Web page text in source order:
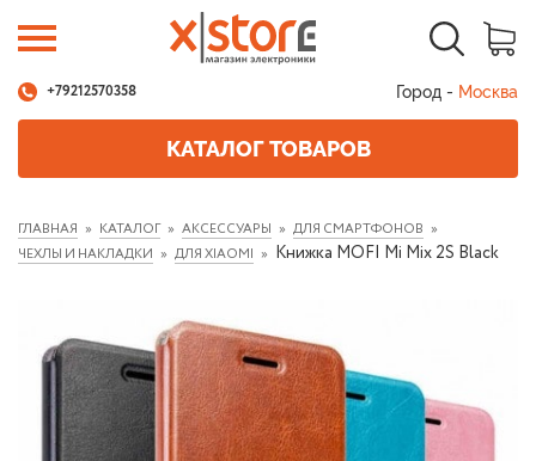
+79212570358 Город - Москва
КАТАЛОГ ТОВАРОВ
ГЛАВНАЯ КАТАЛОГ АКСЕССУАРЫ
ДЛЯ СМАРТФОНОВ
ЧЕХЛЫ И НАКЛАДКИ
ДЛЯ XIAOMI Книжка MOFI Mi Mix 2S Black